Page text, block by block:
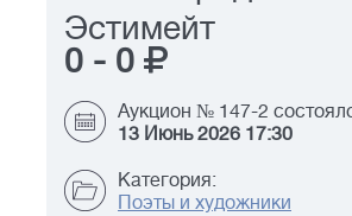
Эстимейт
0 - 0
Аукцион № 147-2
13 Июнь 2026 17:30
Категория:
Поэты и художники